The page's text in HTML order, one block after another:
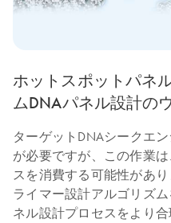
ホットスポットパネ
ムDNAパネル設計の
ターゲットDNAシークエ
が必要ですが、この作業
スを消費する可能性があ
ライマー設計アルゴリズ
ネル設計プロセスをより